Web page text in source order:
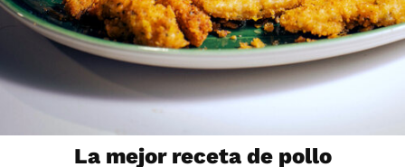
La mejor receta de pollo